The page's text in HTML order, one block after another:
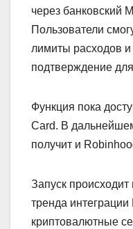
через банковский
Пользователи
лимиты расходов
подтверждение
Функция пока
Card. В
получит и
Запуск
тренда
криптовалютные